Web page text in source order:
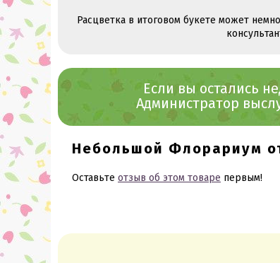
Расцветка в итоговом букете может
Если вы остались
Администратор
Небольшой Флорариум
Оставьте отзыв об этом товаре первым!